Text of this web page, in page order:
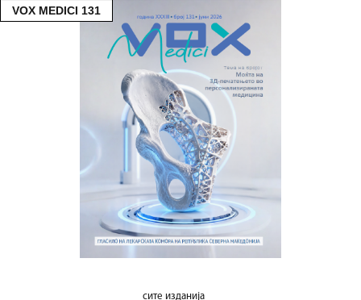
VOX MEDICI 131
сите изданија